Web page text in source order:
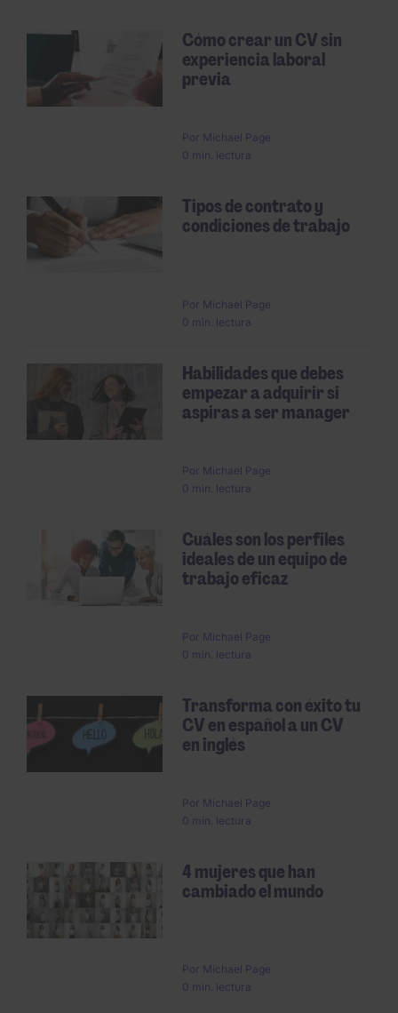
Cómo crear un CV sin
experiencia laboral
previa
Por Michael Page
0 min. lectura
Tipos de contrato y
condiciones de trabajo
Por Michael Page
0 min. lectura
Habilidades que debes
empezar a adquirir si
aspiras a ser manager
Por Michael Page
0 min. lectura
Cuáles son los perfiles
ideales de un equipo de
trabajo eficaz
Por Michael Page
0 min. lectura
Transforma con éxito tu
CV en español a un CV
en inglés
Por Michael Page
0 min. lectura
4 mujeres que han
cambiado el mundo
Por Michael Page
0 min. lectura